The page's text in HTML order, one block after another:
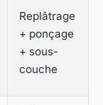
Replâtrage
+ ponçage
+ sous-
couche